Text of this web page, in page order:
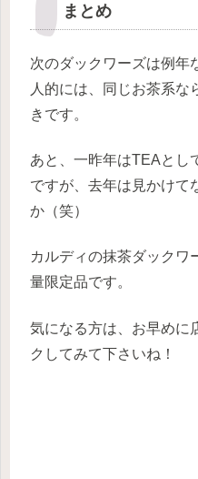
まとめ
次のダックワーズは例
人的には、同じお茶系な
きです。
あと、一昨年はTEAとし
ですが、去年は見かけ
か（笑）
カルディの抹茶ダックワ
量限定品です。
気になる方は、お早めに
クしてみて下さいね！